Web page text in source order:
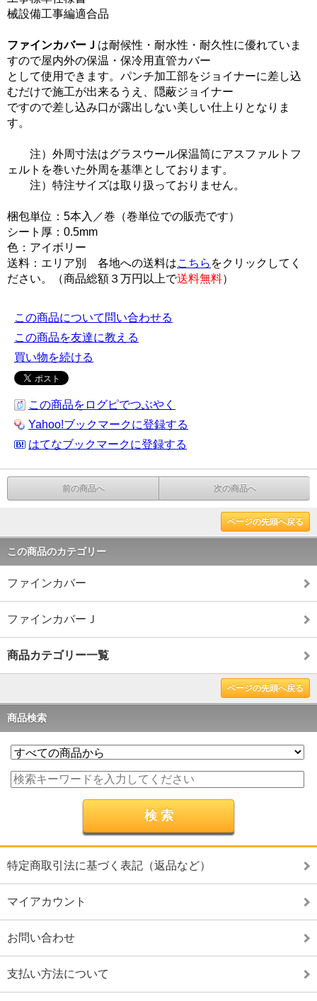
械設備工事編適合品
ファインカバーＪ は耐候性・耐水性・耐久性に優れていま
すので屋内外の保温・保冷用直管カバー
として使用できます。パンチ加工部をジョイナーに差し込
むだけで施工が出来るうえ、隠蔽ジョイナー
ですので差し込み口が露出しない美しい仕上りとなりま
す。
注）外周寸法はグラスウール保温筒にアスファルトフ
ェルトを巻いた外周を基準としております。
注）特注サイズは取り扱っておりません。
梱包単位：5本入／巻（巻単位での販売です）
シート厚：0.5mm
色：アイボリー
送料：エリア別 各地への送料はこちら をクリックしてく
ださい。（商品総額３万円以上で送料無料）
この商品について問い合わせる
この商品を友達に教える
買い物を続ける
この商品をログピでつぶやく
Yahoo!ブックマークに登録する
はてなブックマークに登録する
前の商品へ 次の商品へ
ページの先頭へ戻る
この商品のカテゴリー
ファインカバー
ファインカバーＪ
商品カテゴリー一覧
ページの先頭へ戻る
商品検索
特定商取引法に基づく表記（返品など）
マイアカウント
お問い合わせ
支払い方法について